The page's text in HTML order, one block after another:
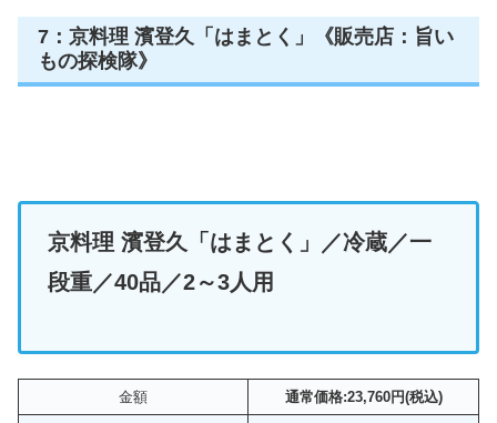
7：京料理 濱登久「はまとく」《販売店：旨い
もの探検隊》
京料理 濱登久「はまとく」 ／冷蔵／一
段重／40品／2～3人用
金額 通常価格:23,760円(税込)